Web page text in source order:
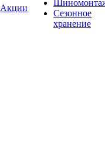
Акции
Сезонное
хранение